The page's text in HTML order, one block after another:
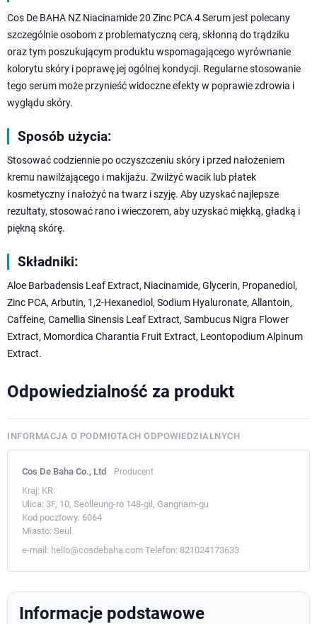
Cos De BAHA NZ Niacinamide 20 Zinc PCA 4 Serum jest polecany
szczególnie osobom z problematyczną cerą, skłonną do trądziku
oraz tym poszukującym produktu wspomagającego wyrównanie
kolorytu skóry i poprawę jej ogólnej kondycji. Regularne stosowanie
tego serum może przynieść widoczne efekty w poprawie zdrowia i
wyglądu skóry.
Sposób użycia:
Stosować codziennie po oczyszczeniu skóry i przed nałożeniem
kremu nawilżającego i makijażu. Zwilżyć wacik lub płatek
kosmetyczny i nałożyć na twarz i szyję. Aby uzyskać najlepsze
rezultaty, stosować rano i wieczorem, aby uzyskać miękką, gładką i
piękną skórę.
Składniki:
Aloe Barbadensis Leaf Extract, Niacinamide, Glycerin, Propanediol,
Zinc PCA, Arbutin, 1,2-Hexanediol, Sodium Hyaluronate, Allantoin,
Caffeine, Camellia Sinensis Leaf Extract, Sambucus Nigra Flower
Extract, Momordica Charantia Fruit Extract, Leontopodium Alpinum
Extract.
Odpowiedzialność za produkt
INFORMACJA O PODMIOTACH ODPOWIEDZIALNYCH
Cos De Baha Co., Ltd Producent
Kraj: KR
Ulica: 3F, 10, Seolleung-ro 148-gil, Gangnam-gu
Kod pocztowy: 6064
Miasto: Seul
e-mail: hello@cosdebaha.com Telefon: 821024173633
Informacje podstawowe